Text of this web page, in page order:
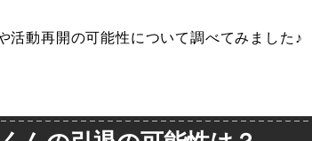
活動再開の可能性について調べてみました♪